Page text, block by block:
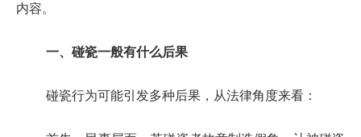
内容。
一、碰瓷一般有什么后果
碰瓷行为可能引发多种后果，从法律角度来看：